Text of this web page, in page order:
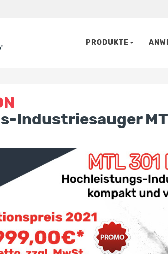
PRODUKTE
Industriesauger